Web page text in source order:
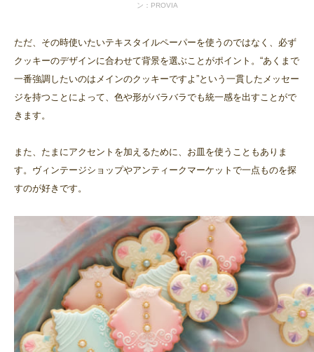
ン：PROVIA
ただ、その時使いたいテキスタイルペーパーを使うのではなく、必ず
クッキーのデザインに合わせて背景を選ぶことがポイント。“あくまで
一番強調したいのはメインのクッキーですよ”という一貫したメッセー
ジを持つことによって、色や形がバラバラでも統一感を出すことがで
きます。
また、たまにアクセントを加えるために、お皿を使うこともありま
す。ヴィンテージショップやアンティークマーケットで一点ものを探
すのが好きです。